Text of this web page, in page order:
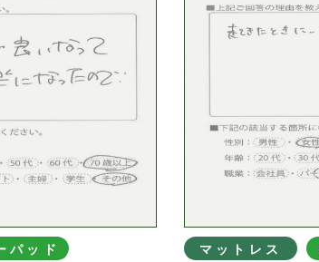
パッド マットレス